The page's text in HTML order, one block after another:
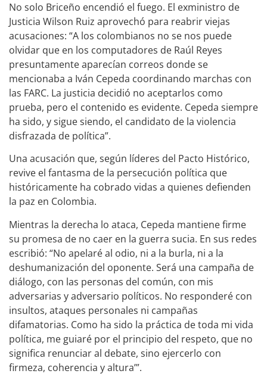
No solo Briceño encendió el fuego. El exministro de
Justicia Wilson Ruiz aprovechó para reabrir viejas
acusaciones: “A los colombianos no se nos puede
olvidar que en los computadores de Raúl Reyes
presuntamente aparecían correos donde se
mencionaba a Iván Cepeda coordinando marchas con
las FARC. La justicia decidió no aceptarlos como
prueba, pero el contenido es evidente. Cepeda siempre
ha sido, y sigue siendo, el candidato de la violencia
disfrazada de política”.
Una acusación que, según líderes del Pacto Histórico,
revive el fantasma de la persecución política que
históricamente ha cobrado vidas a quienes defienden
la paz en Colombia.
Mientras la derecha lo ataca, Cepeda mantiene firme
su promesa de no caer en la guerra sucia. En sus redes
escribió: “No apelaré al odio, ni a la burla, ni a la
deshumanización del oponente. Será una campaña de
diálogo, con las personas del común, con mis
adversarias y adversario políticos. No responderé con
insultos, ataques personales ni campañas
difamatorias. Como ha sido la práctica de toda mi vida
política, me guiaré por el principio del respeto, que no
significa renunciar al debate, sino ejercerlo con
firmeza, coherencia y altura’”.